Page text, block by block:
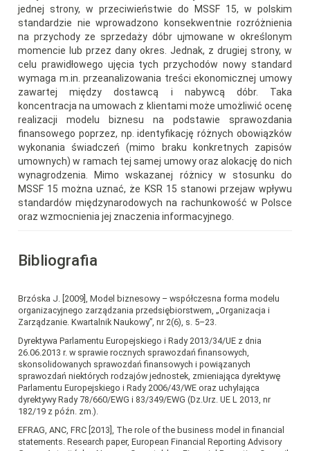
jednej strony, w przeciwieństwie do MSSF 15, w polskim
standardzie nie wprowadzono konsekwentnie rozróżnienia
na przychody ze sprzedaży dóbr ujmowane w określonym
momencie lub przez dany okres. Jednak, z drugiej strony, w
celu prawidłowego ujęcia tych przychodów nowy standard
wymaga m.in. przeanalizowania treści ekonomicznej umowy
zawartej między dostawcą i nabywcą dóbr. Taka
koncentracja na umowach z klientami może umożliwić ocenę
realizacji modelu biznesu na podstawie sprawozdania
finansowego poprzez, np. identyfikację różnych obowiązków
wykonania świadczeń (mimo braku konkretnych zapisów
umownych) w ramach tej samej umowy oraz alokację do nich
wynagrodzenia. Mimo wskazanej różnicy w stosunku do
MSSF 15 można uznać, że KSR 15 stanowi przejaw wpływu
standardów międzynarodowych na rachunkowość w Polsce
oraz wzmocnienia jej znaczenia informacyjnego.
Bibliografia
Brzóska J. [2009], Model biznesowy – współczesna forma modelu
organizacyjnego zarządzania przedsiębiorstwem, „Organizacja i
Zarządzanie. Kwartalnik Naukowy”, nr 2(6), s. 5–23.
Dyrektywa Parlamentu Europejskiego i Rady 2013/34/UE z dnia
26.06.2013 r. w sprawie rocznych sprawozdań finansowych,
skonsolidowanych sprawozdań finansowych i powiązanych
sprawozdań niektórych rodzajów jednostek, zmieniająca dyrektywę
Parlamentu Europejskiego i Rady 2006/43/WE oraz uchylająca
dyrektywy Rady 78/660/EWG i 83/349/EWG (Dz.Urz. UE L 2013, nr
182/19 z późn. zm.).
EFRAG, ANC, FRC [2013], The role of the business model in financial
statements. Research paper, European Financial Reporting Advisory